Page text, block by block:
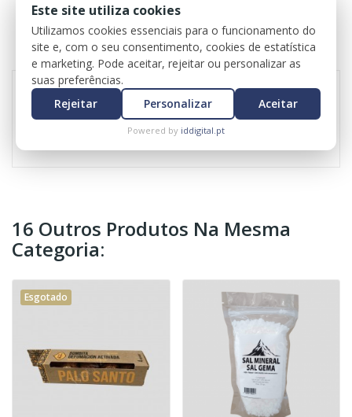
DADOS DO PRODUTO
REVIEWS
100 % natural
16 Outros Produtos Na Mesma
Categoria:
Esgotado
Este site utiliza cookies
Utilizamos cookies essenciais para o funcionamento do
site e, com o seu consentimento, cookies de estatística
e marketing. Pode aceitar, rejeitar ou personalizar as
suas preferências.
Rejeitar
Personalizar Aceitar
Powered by iddigital.pt